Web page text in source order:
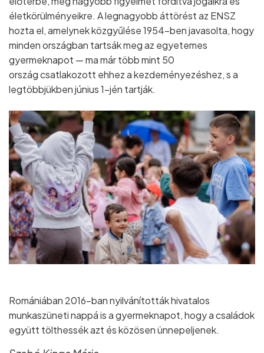
életkörülményeikre. A legnagyobb áttörést az ENSZ
hozta el, amelynek közgyűlése 1954-ben javasolta, hogy
minden országban tartsák meg az egyetemes
gyermeknapot — ma már több mint 50
ország csatlakozott ehhez a kezdeményezéshez, s a
legtöbbjükben június 1–jén tartják.
Romániában 2016–ban nyilvánították hivatalos
munkaszüneti nappá is a gyermeknapot, hogy a családok
együtt tölthessék azt és közösen ünnepeljenek.